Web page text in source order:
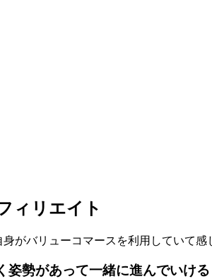
ィリエイト
身がバリューコマースを利用していて
姿勢があって一緒に進んでいける